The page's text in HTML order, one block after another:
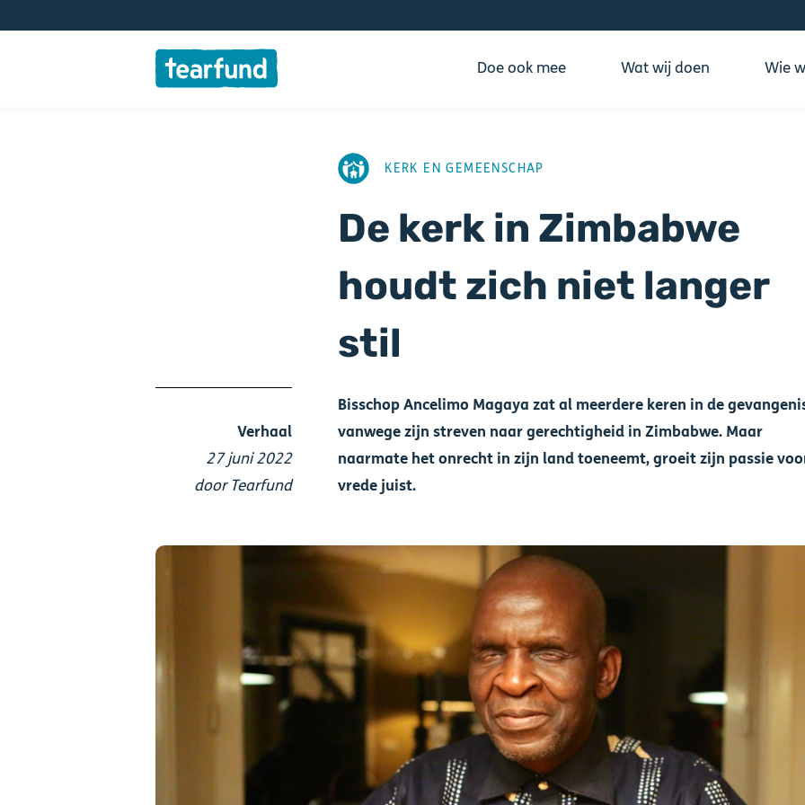
Doe ook mee Wat wij doen Wie
Verhaal
27 juni 2022
door Tearfund
AFBEELDINGKERK EN GEMEENSCHAP
De kerk in Zimbabwe
houdt zich niet langer
stil
Bisschop Ancelimo Magaya zat al meerdere keren in de
vanwege zijn streven naar gerechtigheid in Zimbabwe. Maar
naarmate het onrecht in zijn land toeneemt, groeit zijn passie
vrede juist.
Afbeelding